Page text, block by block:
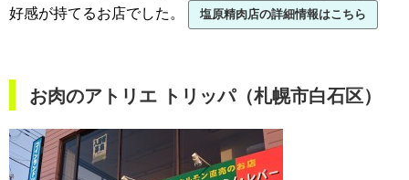
好感が持てるお店でした。
塩原精肉店の詳細情報はこちら
お肉のアトリエ トリッパ（札幌市白石区）